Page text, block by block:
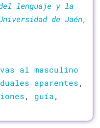
lenguaje y la
de Jaén,
al masculino
duales aparentes,
, guía,